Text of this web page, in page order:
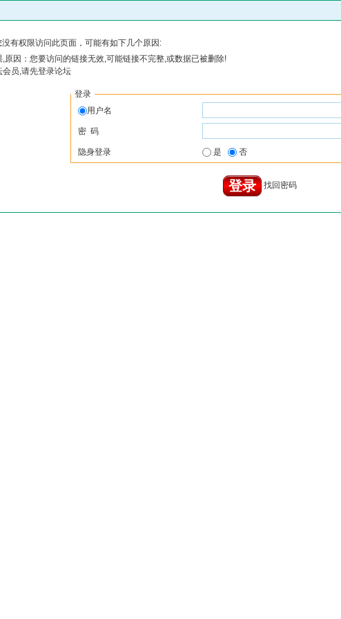
有权限访问此页面，可能有如下几个原因:
,原因：您要访问的链接无效,可能链接不完整,或数据已被删除!
会员,请先登录论坛
登录
用户名
密 码
隐身登录 是 否
找回密码